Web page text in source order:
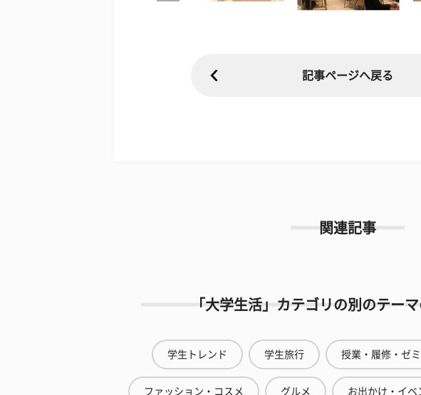
記事ページへ戻る
関連記事
「大学生活」カテゴリの別のテー
学生トレンド 学生旅行 授業・履修・ゼミ
ファッション・コスメ グルメ お出かけ・イベ